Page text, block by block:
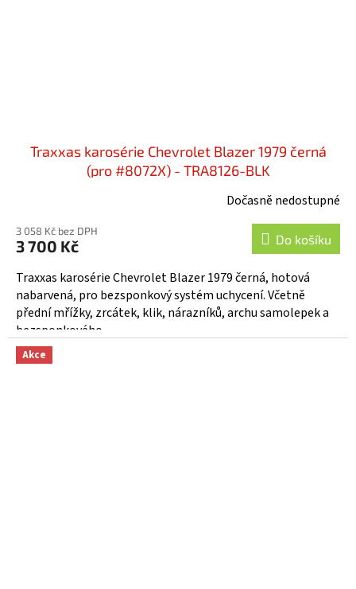
Traxxas karosérie Chevrolet Blazer 1979 černá
(pro #8072X) - TRA8126-BLK
Dočasně nedostupné
3 058 Kč bez DPH
3 700 Kč Do košíku
Traxxas karosérie Chevrolet Blazer 1979 černá, hotová
nabarvená, pro bezsponkový systém uchycení. Včetně
přední mřížky, zrcátek, klik, nárazníků, archu samolepek a
bezsponkového...
Akce